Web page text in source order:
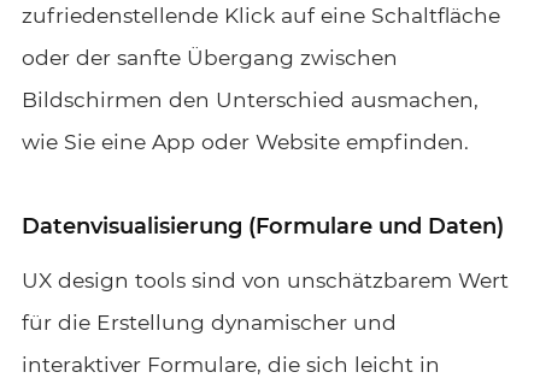
zufriedenstellende Klick auf eine Schaltfläche
oder der sanfte Übergang zwischen
Bildschirmen den Unterschied ausmachen,
wie Sie eine App oder Website empfinden.
Datenvisualisierung (Formulare und Daten)
UX design tools sind von unschätzbarem Wert
für die Erstellung dynamischer und
interaktiver Formulare, die sich leicht in